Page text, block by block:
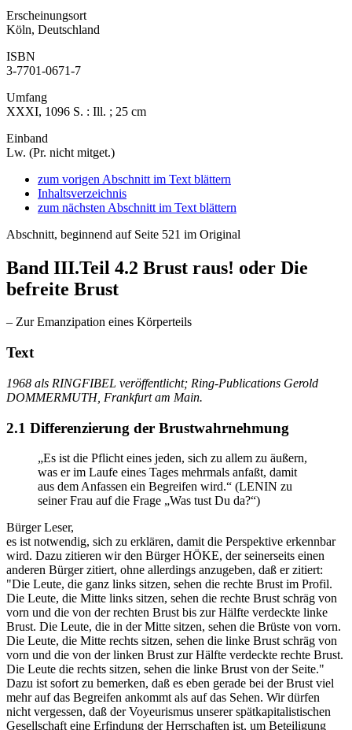
Erscheinungsort
Köln, Deutschland
ISBN
3-7701-0671-7
Umfang
XXXI, 1096 S. : Ill. ; 25 cm
Einband
Lw. (Pr. nicht mitget.)
zum vorigen Abschnitt im Text blättern
Inhaltsverzeichnis
zum nächsten Abschnitt im Text blättern
Abschnitt, beginnend auf Seite 521 im Original
Band III.Teil 4.2 Brust raus! oder Die
befreite Brust
– Zur Emanzipation eines Körperteils
Text
1968 als RINGFIBEL veröffentlicht; Ring-Publications Gerold
DOMMERMUTH, Frankfurt am Main.
2.1 Differenzierung der Brustwahrnehmung
„Es ist die Pflicht eines jeden, sich zu allem zu äußern,
was er im Laufe eines Tages mehrmals anfaßt, damit
aus dem Anfassen ein Begreifen wird.“ (LENIN zu
seiner Frau auf die Frage „Was tust Du da?“)
Bürger Leser,
es ist notwendig, sich zu erklären, damit die Perspektive erkennbar
wird. Dazu zitieren wir den Bürger HÖKE, der seinerseits einen
anderen Bürger zitiert, ohne allerdings anzugeben, daß er zitiert:
"Die Leute, die ganz links sitzen, sehen die rechte Brust im Profil.
Die Leute, die Mitte links sitzen, sehen die rechte Brust schräg von
vorn und die von der rechten Brust bis zur Hälfte verdeckte linke
Brust. Die Leute, die in der Mitte sitzen, sehen die Brüste von vorn.
Die Leute, die Mitte rechts sitzen, sehen die linke Brust schräg von
vorn und die von der linken Brust zur Hälfte verdeckte rechte Brust.
Die Leute die rechts sitzen, sehen die linke Brust von der Seite."
Dazu ist sofort zu bemerken, daß es eben gerade bei der Brust viel
mehr auf das Begreifen ankommt als auf das Sehen. Wir dürfen
nicht vergessen, daß der Voyeurismus unserer spätkapitalistischen
Gesellschaft eine Erfindung der Herrschaften ist, um Beteiligung